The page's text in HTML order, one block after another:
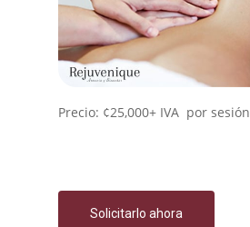
Precio: ¢25,000+ IVA por sesión
Solicitarlo ahora